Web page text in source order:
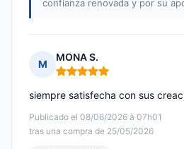
confianza renovada y por su
M
MONA S.
Nota: 5 de 5
Publicado el 08/06/2026 à 07h01
tras una compra de 25/05/2026
siempre satisfecha con sus